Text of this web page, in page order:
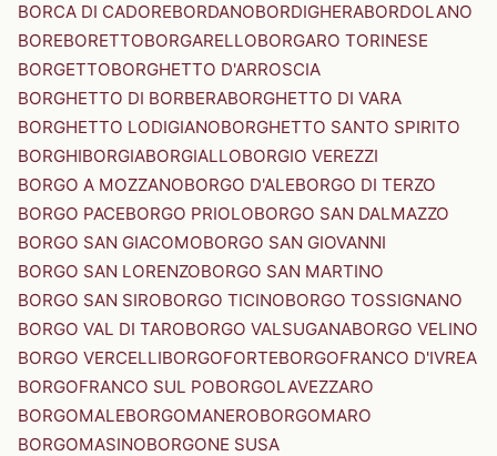
BORCA DI CADOREBORDANOBORDIGHERABORDOLANO
BOREBORETTOBORGARELLOBORGARO TORINESE
BORGETTOBORGHETTO D'ARROSCIA
BORGHETTO DI BORBERABORGHETTO DI VARA
BORGHETTO LODIGIANOBORGHETTO SANTO SPIRITO
BORGHIBORGIABORGIALLOBORGIO VEREZZI
BORGO A MOZZANOBORGO D'ALEBORGO DI TERZO
BORGO PACEBORGO PRIOLOBORGO SAN DALMAZZO
BORGO SAN GIACOMOBORGO SAN GIOVANNI
BORGO SAN LORENZOBORGO SAN MARTINO
BORGO SAN SIROBORGO TICINOBORGO TOSSIGNANO
BORGO VAL DI TAROBORGO VALSUGANABORGO VELINO
BORGO VERCELLIBORGOFORTEBORGOFRANCO D'IVREA
BORGOFRANCO SUL POBORGOLAVEZZARO
BORGOMALEBORGOMANEROBORGOMARO
BORGOMASINOBORGONE SUSA